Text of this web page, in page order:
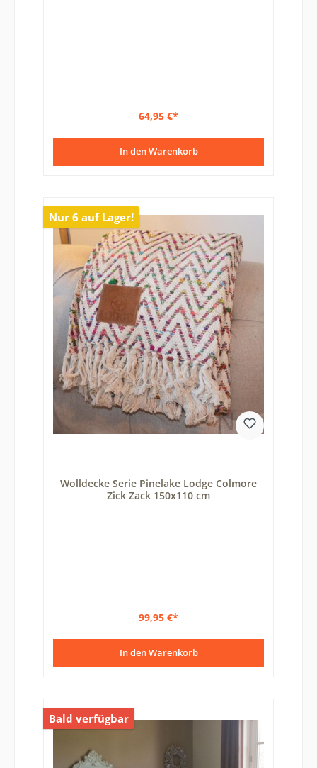
64,95 €*
In den Warenkorb
Nur 6 auf Lager!
Wolldecke Serie Pinelake Lodge Colmore
Zick Zack 150x110 cm
99,95 €*
In den Warenkorb
Bald verfügbar